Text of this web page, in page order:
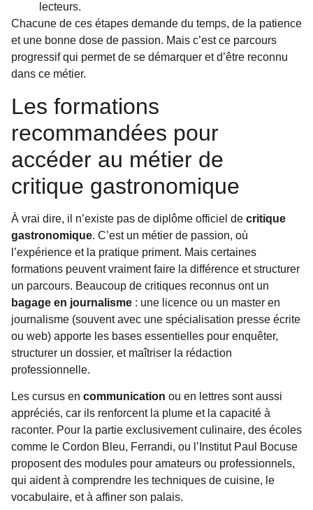
lecteurs.
Chacune de ces étapes demande du temps, de la patience
et une bonne dose de passion. Mais c’est ce parcours
progressif qui permet de se démarquer et d’être reconnu
dans ce métier.
Les formations
recommandées pour
accéder au métier de
critique gastronomique
À vrai dire, il n’existe pas de diplôme officiel de critique
gastronomique. C’est un métier de passion, où
l’expérience et la pratique priment. Mais certaines
formations peuvent vraiment faire la différence et structurer
un parcours. Beaucoup de critiques reconnus ont un
bagage en journalisme : une licence ou un master en
journalisme (souvent avec une spécialisation presse écrite
ou web) apporte les bases essentielles pour enquêter,
structurer un dossier, et maîtriser la rédaction
professionnelle.
Les cursus en communication ou en lettres sont aussi
appréciés, car ils renforcent la plume et la capacité à
raconter. Pour la partie exclusivement culinaire, des écoles
comme le Cordon Bleu, Ferrandi, ou l’Institut Paul Bocuse
proposent des modules pour amateurs ou professionnels,
qui aident à comprendre les techniques de cuisine, le
vocabulaire, et à affiner son palais.